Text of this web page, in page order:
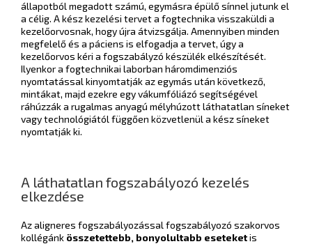
állapotból megadott számú, egymásra épülő sínnel jutunk el
a célig. A kész kezelési tervet a fogtechnika visszaküldi a
kezelőorvosnak, hogy újra átvizsgálja. Amennyiben minden
megfelelő és a páciens is elfogadja a tervet, úgy a
kezelőorvos kéri a fogszabályzó készülék elkészítését.
Ilyenkor a fogtechnikai laborban háromdimenziós
nyomtatással kinyomtatják az egymás után következő,
mintákat, majd ezekre egy vákumfóliázó segítségével
ráhúzzák a rugalmas anyagú mélyhúzott láthatatlan síneket
vagy technológiától függően közvetlenül a kész síneket
nyomtatják ki.
A láthatatlan fogszabályozó kezelés
elkezdése
Az aligneres fogszabályozással fogszabályozó szakorvos
kollégánk összetettebb, bonyolultabb eseteketis